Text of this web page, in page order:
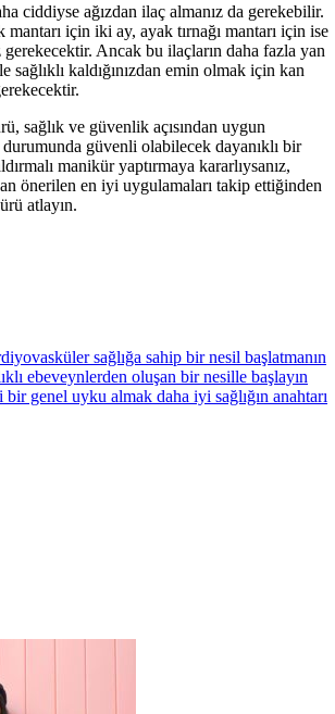
ciddiyse ağızdan ilaç almanız da gerekebilir.
mantarı için iki ay, ayak tırnağı mantarı için ise
Ancak bu ilaçların daha fazla yan
sağlıklı kaldığınızdan emin olmak için kan
sağlık ve güvenlik açısından uygun
güvenli olabilecek dayanıklı bir
manikür yaptırmaya kararlıysanız,
önerilen en iyi uygulamaları takip ettiğinden
atlayın.
sağlığa sahip bir nesil başlatmanın
ebeveynlerden oluşan bir nesille başlayın
genel uyku almak daha iyi sağlığın anahtarı